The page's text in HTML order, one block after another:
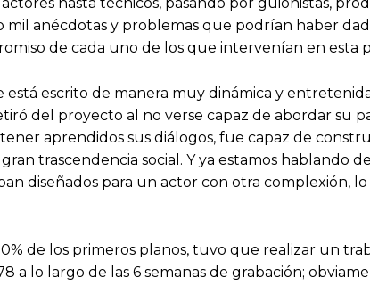
mil anécdotas y problemas que podrían haber
de cada uno de los que intervenían en esta
escrito de manera muy dinámica y
del proyecto al no verse capaz de abordar su
aprendidos sus diálogos, fue capaz de
trascendencia social. Y ya estamos hablando
diseñados para un actor con otra complexión,
de los primeros planos, tuvo que realizar un
a lo largo de las 6 semanas de grabación;